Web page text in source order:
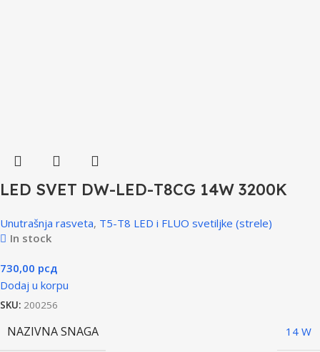
LED SVET DW-LED-T8CG 14W 3200K
Unutrašnja rasveta, T5-T8 LED i FLUO svetiljke (strele)
In stock
730,00 рсд
Dodaj u korpu
SKU: 200256
NAZIVNA SNAGA 14 W